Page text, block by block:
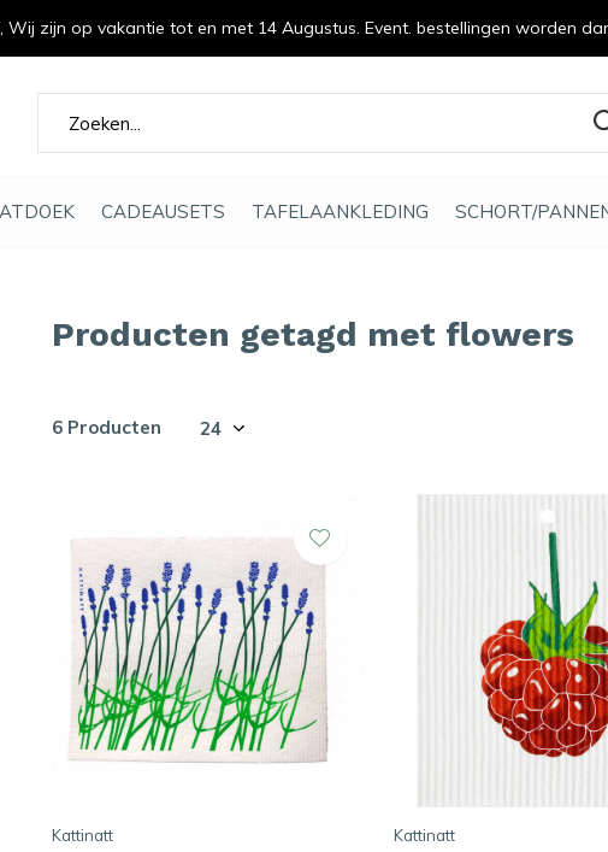
CADEAUSETS TAFELAANKLEDING SCHORT/
met liefde gemaakt
Producten getagd met flowers
6 Producten
Kattinatt Kattinatt
zijn op vakantie tot en met 14 Augustus. Event. bestellingen worden